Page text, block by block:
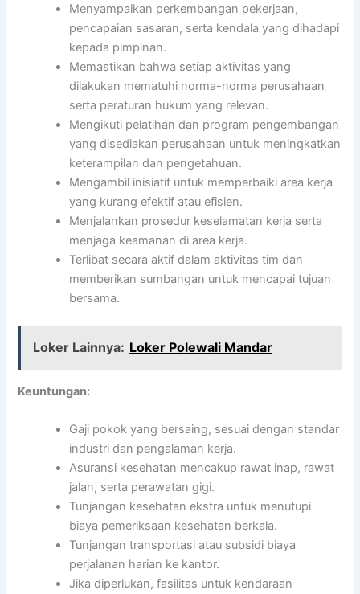
Menyampaikan perkembangan pekerjaan,
pencapaian sasaran, serta kendala yang dihadapi
kepada pimpinan.
Memastikan bahwa setiap aktivitas yang
dilakukan mematuhi norma-norma perusahaan
serta peraturan hukum yang relevan.
Mengikuti pelatihan dan program pengembangan
yang disediakan perusahaan untuk meningkatkan
keterampilan dan pengetahuan.
Mengambil inisiatif untuk memperbaiki area kerja
yang kurang efektif atau efisien.
Menjalankan prosedur keselamatan kerja serta
menjaga keamanan di area kerja.
Terlibat secara aktif dalam aktivitas tim dan
memberikan sumbangan untuk mencapai tujuan
bersama.
Loker Lainnya: Loker Polewali Mandar
Keuntungan:
Gaji pokok yang bersaing, sesuai dengan standar
industri dan pengalaman kerja.
Asuransi kesehatan mencakup rawat inap, rawat
jalan, serta perawatan gigi.
Tunjangan kesehatan ekstra untuk menutupi
biaya pemeriksaan kesehatan berkala.
Tunjangan transportasi atau subsidi biaya
perjalanan harian ke kantor.
Jika diperlukan, fasilitas untuk kendaraan